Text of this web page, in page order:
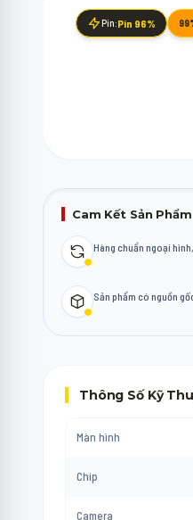
Pin:Pin 96%
Cam Kết Sản Phẩm
Hàng chuẩn ngoại
Sản phẩm có nguồn
Thông Số Kỹ
Màn hình
Chip
Camera